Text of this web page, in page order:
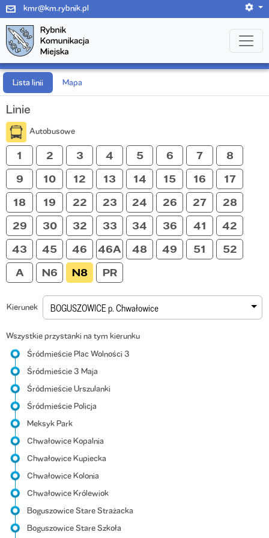
kmr@km.rybnik.pl
Lista linii Mapa
Linie
Autobusowe
Kierunek BOGUSZOWICE p. Chwałowice
Wszystkie przystanki na tym kierunku
Śródmieście Plac Wolności 3
Śródmieście 3 Maja
Śródmieście Urszulanki
Śródmieście Policja
Meksyk Park
Chwałowice Kopalnia
Chwałowice Kupiecka
Chwałowice Kolonia
Chwałowice Królewiok
Boguszowice Stare Strażacka
Boguszowice Stare Szkoła